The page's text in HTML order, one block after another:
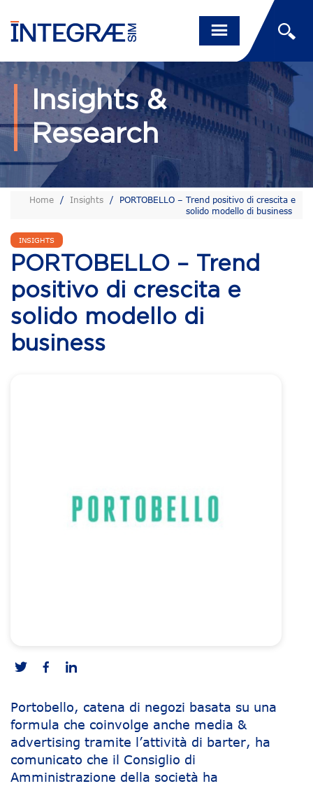
Insights &
Research
Home / Insights /
PORTOBELLO – Trend positivo di crescita e
solido modello di business
INSIGHTS
PORTOBELLO – Trend
positivo di crescita e
solido modello di
business
Portobello, catena di negozi basata su una
formula che coinvolge anche media &
advertising tramite l’attività di barter, ha
comunicato che il Consiglio di
Amministrazione della società ha